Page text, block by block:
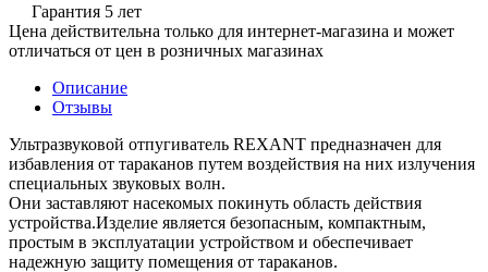
Гарантия 5 лет
Цена действительна только для интернет-магазина и может
отличаться от цен в розничных магазинах
Описание
Отзывы
Ультразвуковой отпугиватель REXANT предназначен для
избавления от тараканов путем воздействия на них излучения
специальных звуковых волн.
Они заставляют насекомых покинуть область действия
устройства.Изделие является безопасным, компактным,
простым в эксплуатации устройством и обеспечивает
надежную защиту помещения от тараканов.